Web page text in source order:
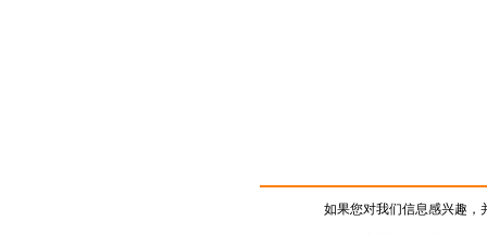
如果您对我们信息感兴趣，